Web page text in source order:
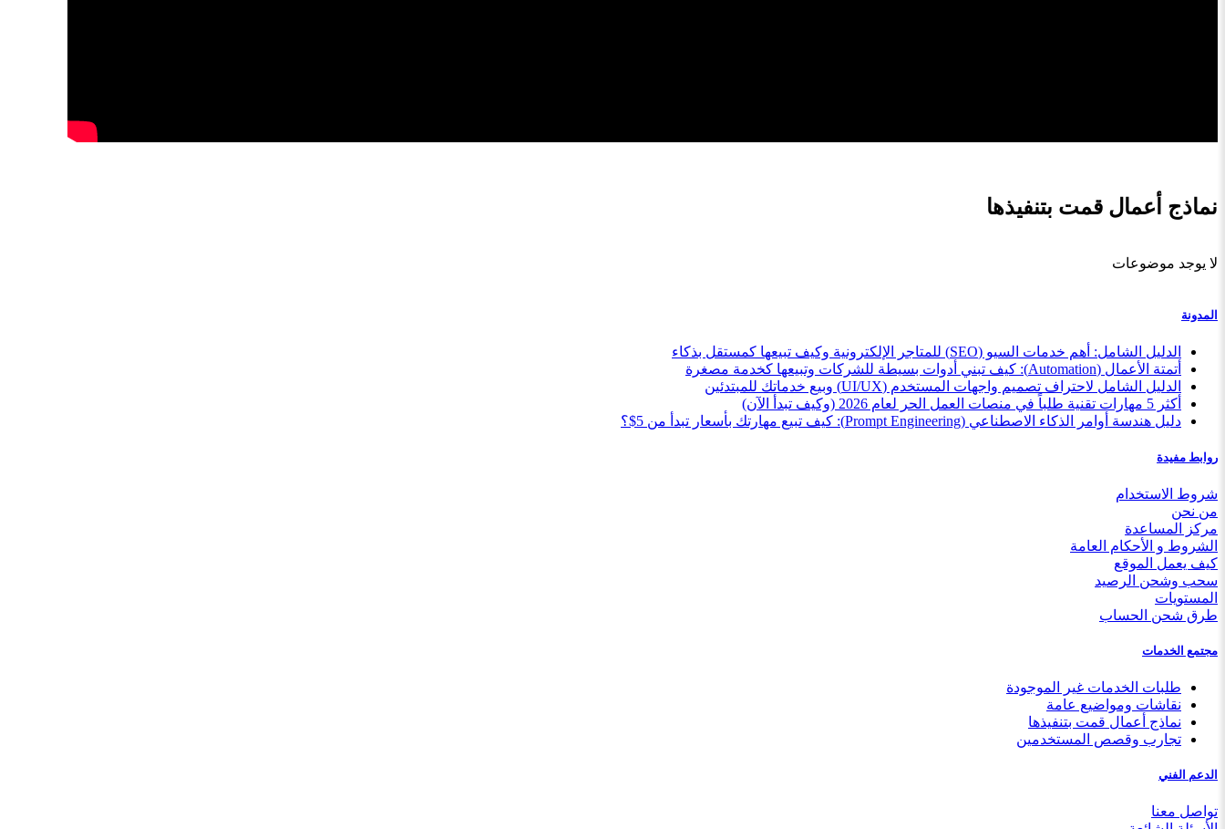
نماذج أعمال قمت بتنفيذها
لا يوجد موضوعات
المدونة
الدليل الشامل: أهم خدمات السيو (SEO) للمتاجر الإلكترونية وكيف تبيعها كمستقل بذكاء
أتمتة الأعمال (Automation): كيف تبني أدوات بسيطة للشركات وتبيعها كخدمة مصغرة
الدليل الشامل لاحتراف تصميم واجهات المستخدم (UI/UX) وبيع خدماتك للمبتدئين
أكثر 5 مهارات تقنية طلباً في منصات العمل الحر لعام 2026 (وكيف تبدأ الآن)
دليل هندسة أوامر الذكاء الاصطناعي (Prompt Engineering): كيف تبيع مهارتك بأسعار تبدأ من 5$؟
روابط مفيدة
شروط الاستخدام
من نحن
مركز المساعدة
الشروط و الأحكام العامة
كيف يعمل الموقع
سحب وشحن الرصيد
المستويات
طرق شحن الحساب
مجتمع الخدمات
طلبات الخدمات غير الموجودة
نقاشات ومواضيع عامة
نماذج أعمال قمت بتنفيذها
تجارب وقصص المستخدمين
الدعم الفني
تواصل معنا